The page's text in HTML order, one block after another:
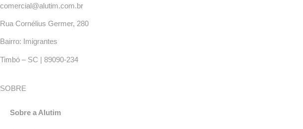
comercial@alutim.com.br
Rua Cornélius Germer, 280
Bairro: Imigrantes
Timbó – SC | 89090-234
SOBRE
Sobre a Alutim